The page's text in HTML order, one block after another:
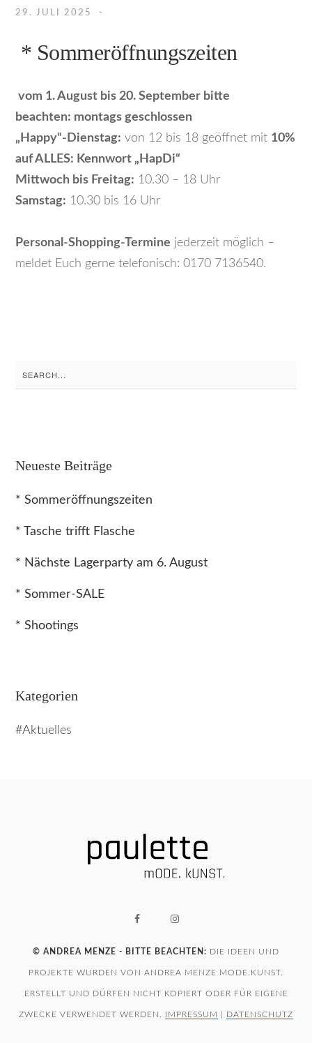
29. JULI 2025
* Sommeröffnungszeiten
vom 1. August bis 20. September bitte
beachten: montags geschlossen
„Happy“-Dienstag: von 12 bis 18 geöffnet mit 10%
auf ALLES: Kennwort „HapDi“
Mittwoch bis Freitag: 10.30 – 18 Uhr
Samstag: 10.30 bis 16 Uhr
Personal-Shopping-Termine jederzeit möglich –
meldet Euch gerne telefonisch: 0170 7136540.
Search
for:
Neueste Beiträge
* Sommeröffnungszeiten
* Tasche trifft Flasche
* Nächste Lagerparty am 6. August
* Sommer-SALE
* Shootings
Kategorien
Aktuelles
© ANDREA MENZE - BITTE BEACHTEN: DIE IDEEN UND
PROJEKTE WURDEN VON ANDREA MENZE MODE.KUNST.
ERSTELLT UND DÜRFEN NICHT KOPIERT ODER FÜR EIGENE
ZWECKE VERWENDET WERDEN. IMPRESSUM DATENSCHUTZ